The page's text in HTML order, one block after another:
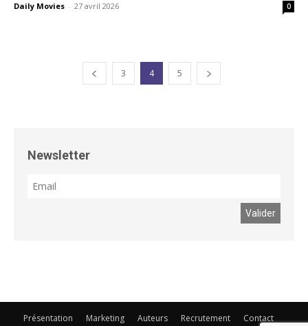
Daily Movies - 27 avril 2026 0
3 4 5
Newsletter
Présentation Marketing Auteurs Recrutement Contact